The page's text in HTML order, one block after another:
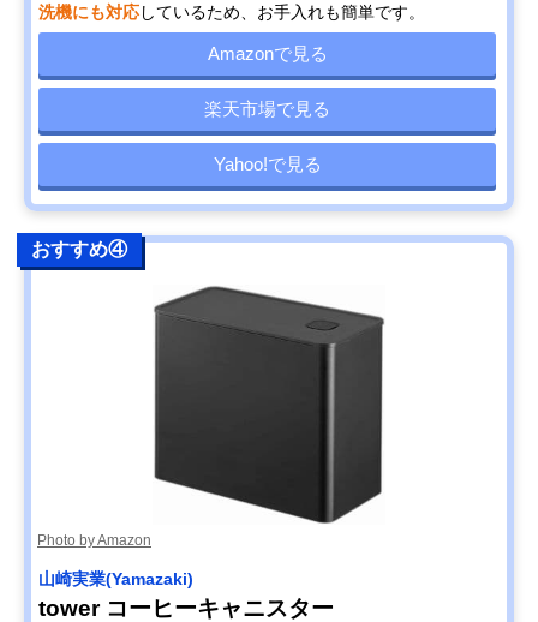
洗機にも対応しているため、お手入れも簡単です。
Amazonで見る
楽天市場で見る
Yahoo!で見る
おすすめ④
Photo by Amazon
山崎実業(Yamazaki)
tower コーヒーキャニスター